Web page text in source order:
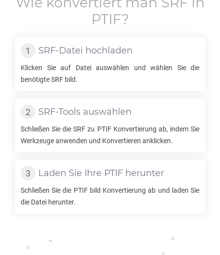
PTIF?
SRF-Datei hochladen
Klicken Sie auf Datei auswählen und wählen Sie die
benötigteSRF bild.
SRF-Tools auswählen
Schließen Sie dieSRF zu PTIFKonvertierung ab, indem Sie
Werkzeuge anwenden und Konvertieren anklicken.
Laden Sie Ihre PTIF herunter
Schließen Sie die PTIFbild Konvertierung ab und laden Sie
die Datei herunter.